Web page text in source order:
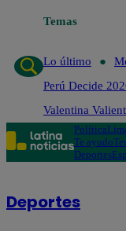
Temas
Lo último
Perú Decide
Valentina
Política
Te ayudo
Deportes
Deportes